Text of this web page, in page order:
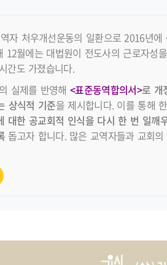
자 처우개선운동의 일환으로 2016년
월에는 대법원이 전도사의 근로자성
간도 가졌습니다.
실제를 반영해 <표준동역합의서>로 개
상식적 기준을 제시합니다. 이를 통해
대한 공교회적 인식을 다시 한 번 일깨
돕고자 합니다. 많은 교역자들과 교회